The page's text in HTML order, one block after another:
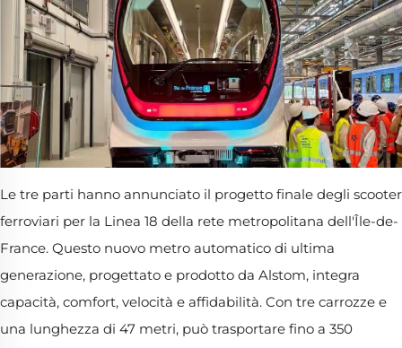
Le tre parti hanno annunciato il progetto finale degli scooter
ferroviari per la Linea 18 della rete metropolitana dell'Île-de-
France. Questo nuovo metro automatico di ultima
generazione, progettato e prodotto da Alstom, integra
capacità, comfort, velocità e affidabilità. Con tre carrozze e
una lunghezza di 47 metri, può trasportare fino a 350